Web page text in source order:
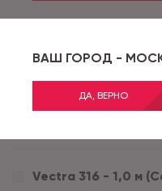
ВАШ ГОРОД -
ДА, ВЕРНО
ПОДРОБНЕЕ
Vectra 316 - 1,0 м